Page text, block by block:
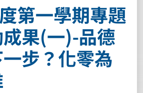
第一學期專題
果(一)-品德
步？化零為